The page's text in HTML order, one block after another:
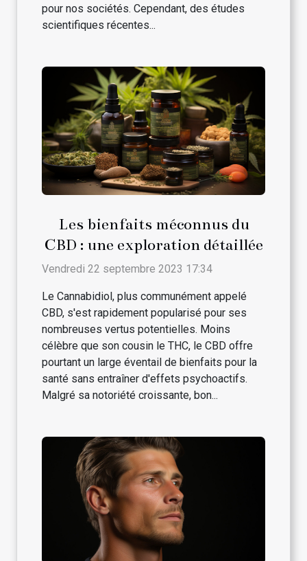
pour nos sociétés. Cependant, des études
scientifiques récentes...
Les bienfaits méconnus du
CBD : une exploration détaillée
Vendredi 22 septembre 2023 17:34
Le Cannabidiol, plus communément appelé
CBD, s'est rapidement popularisé pour ses
nombreuses vertus potentielles. Moins
célèbre que son cousin le THC, le CBD offre
pourtant un large éventail de bienfaits pour la
santé sans entraîner d'effets psychoactifs.
Malgré sa notoriété croissante, bon...